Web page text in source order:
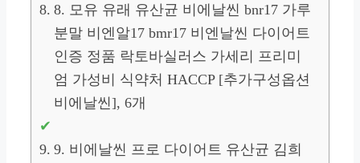
8. 모유 유래 유산균 비에날씬 bnr17 가루
분말 비엔알17 bmr17 비엔날씬 다이어트
인증 정품 락토바실러스 가세리 프리미
엄 가성비 식약처 HACCP [추가구성옵션
비에날씬], 6개
9. 비에날씬 프로 다이어트 유산균 김희